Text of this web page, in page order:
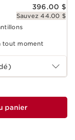
396.00 $
Sauvez 44.00 $
tout moment
panier